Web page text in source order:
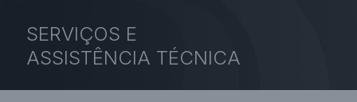
SERVIÇOS E
ASSISTÊNCIA TÉCNICA